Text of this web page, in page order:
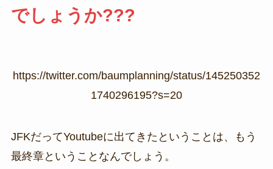
でしょうか???
https://twitter.com/baumplanning/status/145250352
1740296195?s=20
JFKだってYoutubeに出てきたということは、もう
最終章ということなんでしょう。